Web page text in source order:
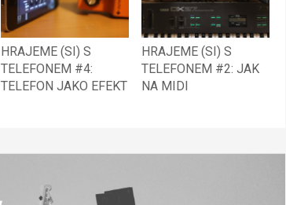
HRAJEME (SI) S
TELEFONEM #4:
TELEFON JAKO EFEKT
HRAJEME (SI) S
TELEFONEM #2: JAK
NA MIDI